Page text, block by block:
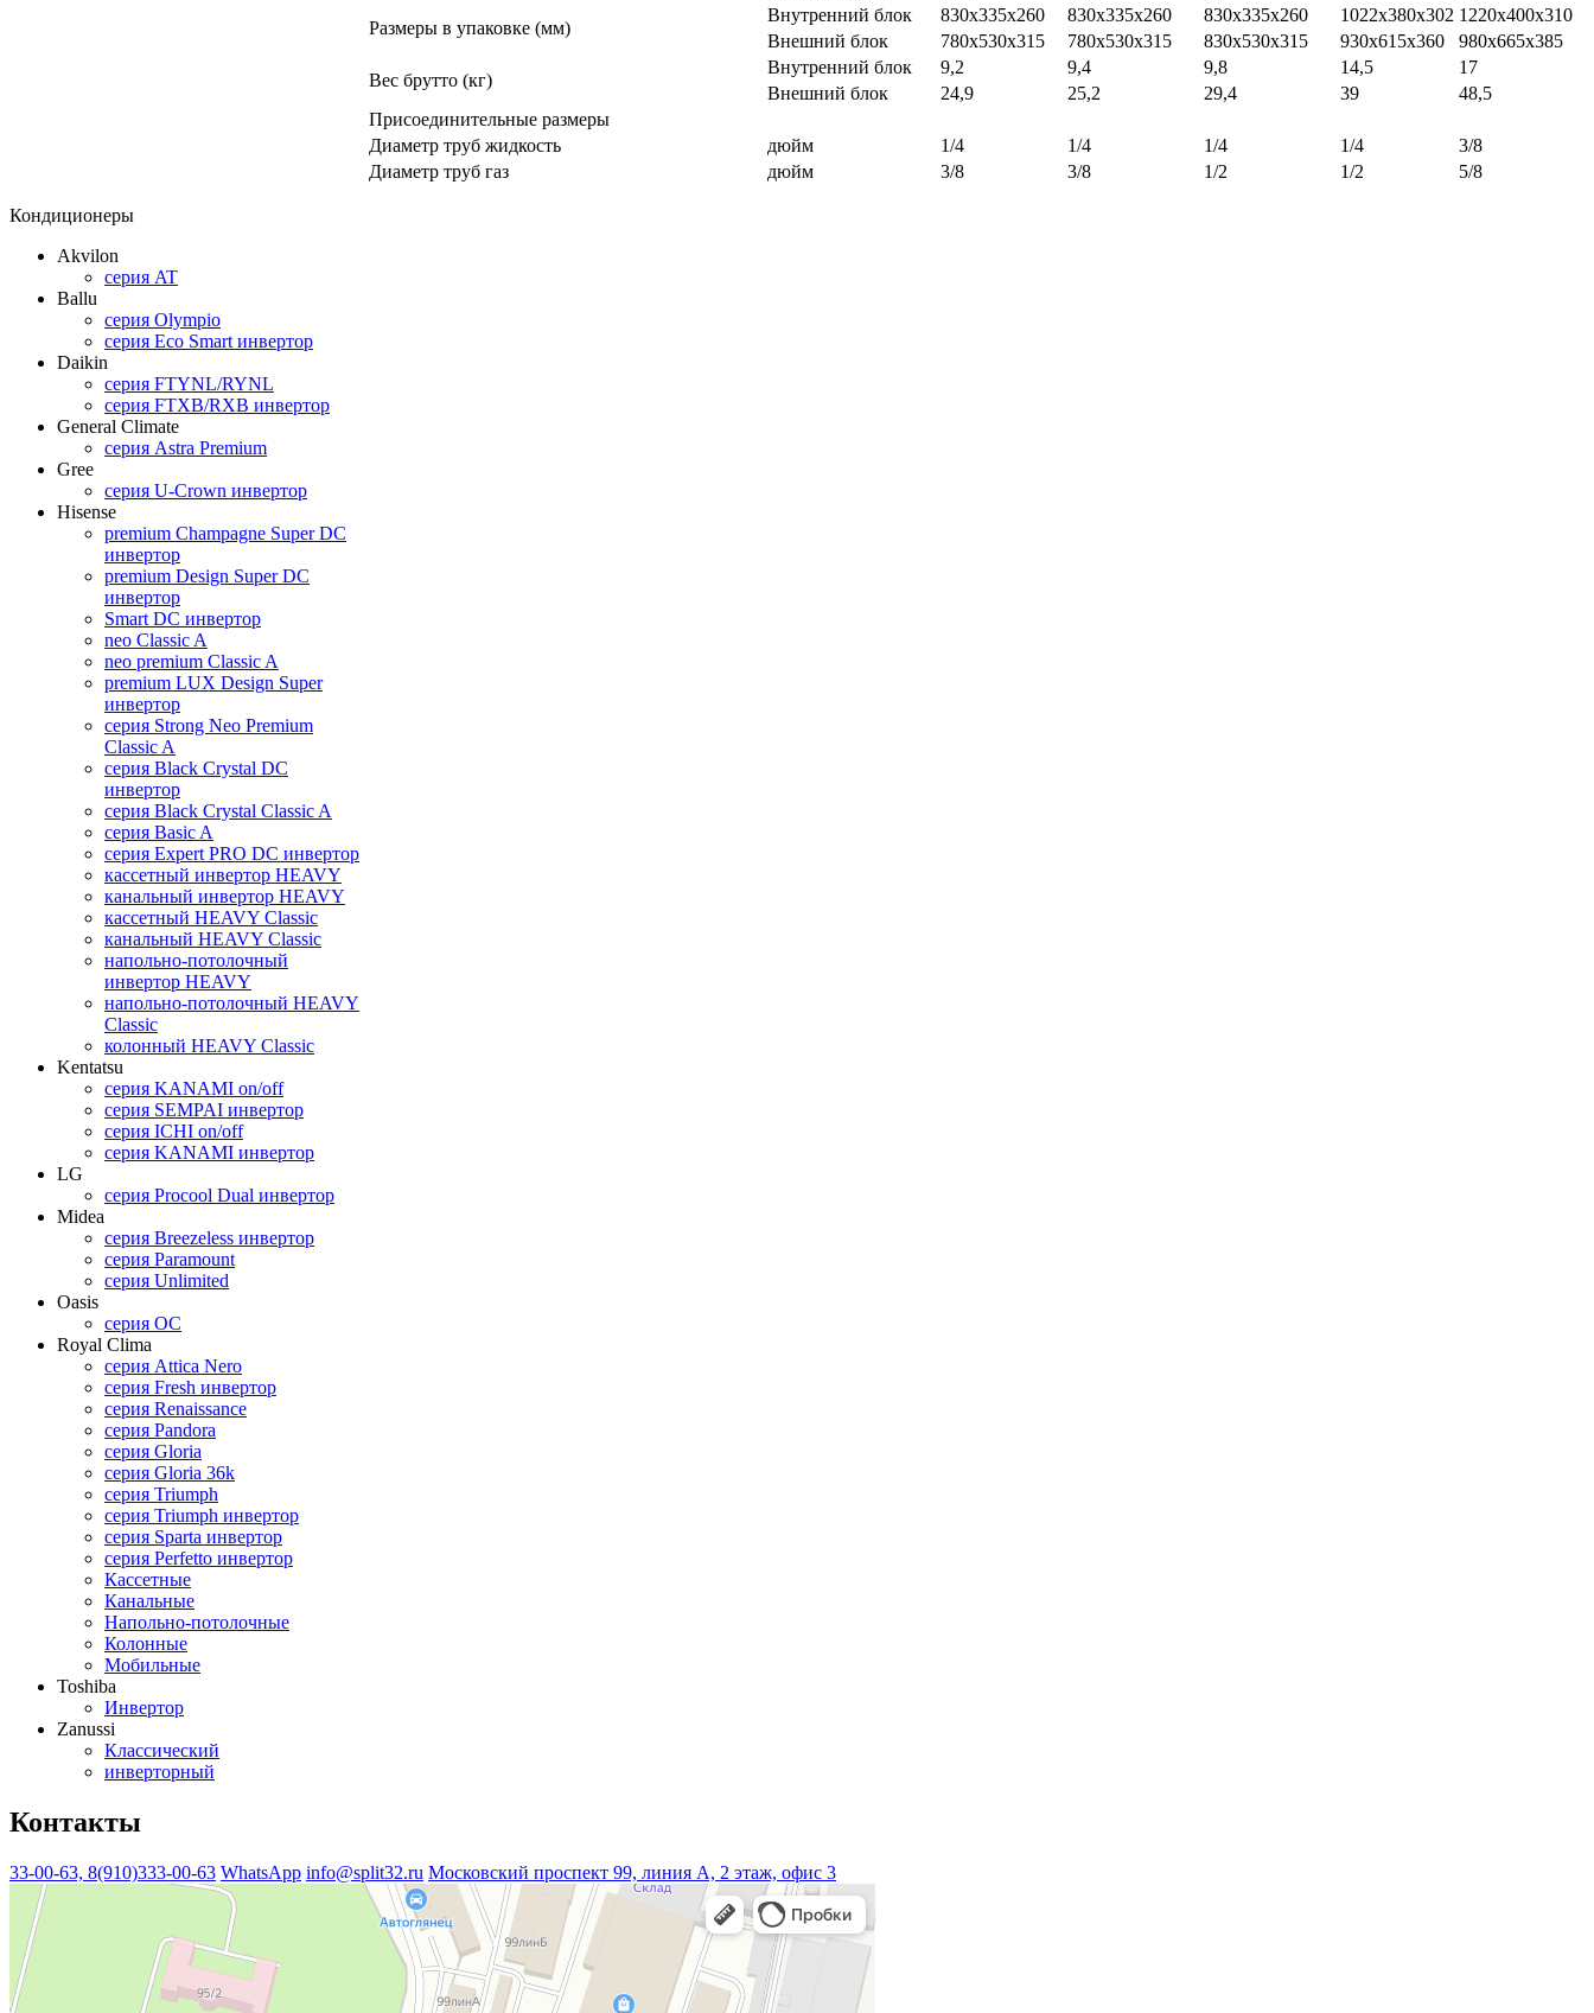
Размеры в упаковке (мм)
Внутренний блок 830x335x260 830x335x260 830x335x260 1022x380x302 1220x400x310
Внешний блок
780x530x315 780x530x315 830x530x315 930x615x360
980x665x385
Вес брутто (кг)
Внутренний блок 9,2 9,4 9,8 14,5
17
Внешний блок
24,9 25,2 29,4 39
48,5
Присоединительные размеры
Диаметр труб жидкость
дюйм 1/4 1/4 1/4 1/4
3/8
Диаметр труб газ
дюйм 3/8 3/8 1/2 1/2 5/8
Кондиционеры
Akvilon
серия AT
Ballu
серия Olympio
серия Eco Smart инвертор
Daikin
серия FTYNL/RYNL
серия FTXB/RXB инвертор
General Climate
серия Astra Premium
Gree
серия U-Crown инвертор
Hisense
premium Champagne Super DC
инвертор
premium Design Super DC
инвертор
Smart DC инвертор
neo Classic A
neo premium Classic A
premium LUX Design Super
инвертор
серия Strong Neo Premium
Classic A
серия Black Crystal DC
инвертор
серия Black Crystal Classic A
серия Basic A
серия Expert PRO DC инвертор
кассетный инвертор HEAVY
канальный инвертор HEAVY
кассетный HEAVY Classic
канальный HEAVY Classic
напольно-потолочный
инвертор HEAVY
напольно-потолочный HEAVY
Classic
колонный HEAVY Classic
Kentatsu
серия KANAMI on/off
серия SEMPAI инвертор
серия ICHI on/off
серия KANAMI инвертор
LG
серия Procool Dual инвертор
Midea
серия Breezeless инвертор
cерия Paramount
серия Unlimited
Oasis
cерия OC
Royal Clima
серия Attica Nero
серия Fresh инвертор
серия Renaissance
серия Pandora
серия Gloria
серия Gloria 36k
серия Triumph
серия Triumph инвертор
серия Sparta инвертор
серия Perfetto инвертор
Кассетные
Канальные
Напольно-потолочные
Колонные
Мобильные
Toshiba
Инвертор
Zanussi
Классический
инверторный
Контакты
33-00-63, 8(910)333-00-63 WhatsApp info@split32.ru Московский проспект 99, линия А, 2 этаж, офис 3